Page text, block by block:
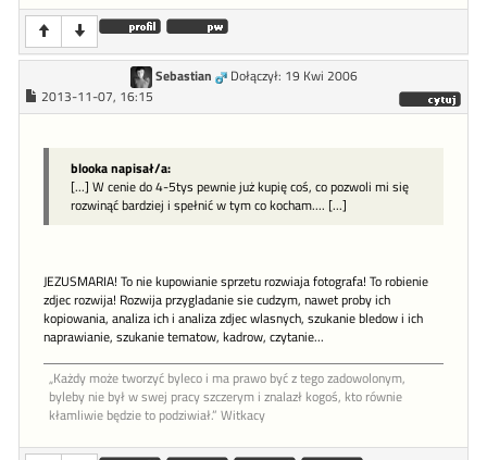
Sebastian
Dołączył: 19 Kwi 2006
2013-11-07, 16:15
blooka napisał/a:
[...] W cenie do 4-5tys pewnie już kupię coś, co pozwoli mi się
rozwinąć bardziej i spełnić w tym co kocham.... [...]
JEZUSMARIA! To nie kupowianie sprzetu rozwiaja fotografa! To robienie
zdjec rozwija! Rozwija przygladanie sie cudzym, nawet proby ich
kopiowania, analiza ich i analiza zdjec wlasnych, szukanie bledow i ich
naprawianie, szukanie tematow, kadrow, czytanie...
„Każdy może tworzyć byleco i ma prawo być z tego zadowolonym,
byleby nie był w swej pracy szczerym i znalazł kogoś, kto równie
kłamliwie będzie to podziwiał.” Witkacy